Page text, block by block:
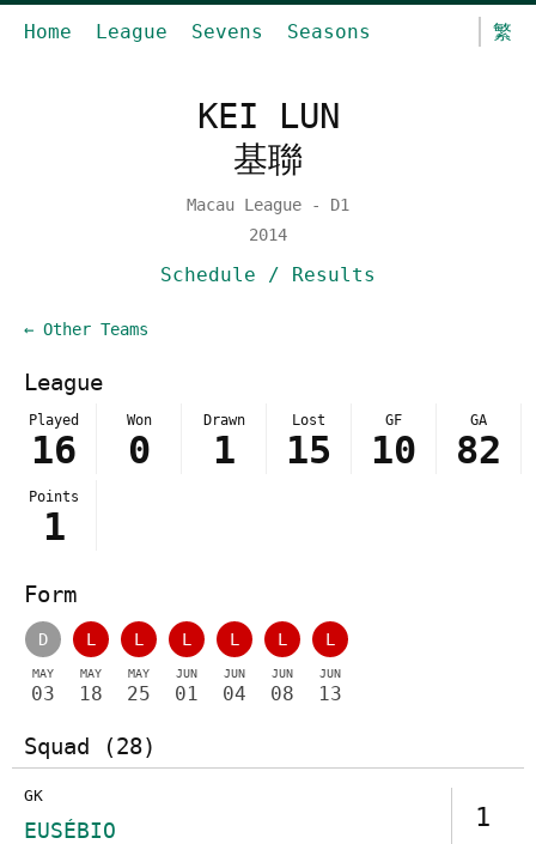
Home League Sevens Seasons 繁
KEI LUN
基聯
Macau League - D1
2014
Schedule / Results
← Other Teams
League
Played
16
Won
0
Drawn
1
Lost
15
GF
10
GA
82
Points
1
Form
D
MAY
03
L
MAY
18
L
MAY
25
L
JUN
01
L
JUN
04
L
JUN
08
L
JUN
13
Squad (28)
1
GK
EUSÉBIO